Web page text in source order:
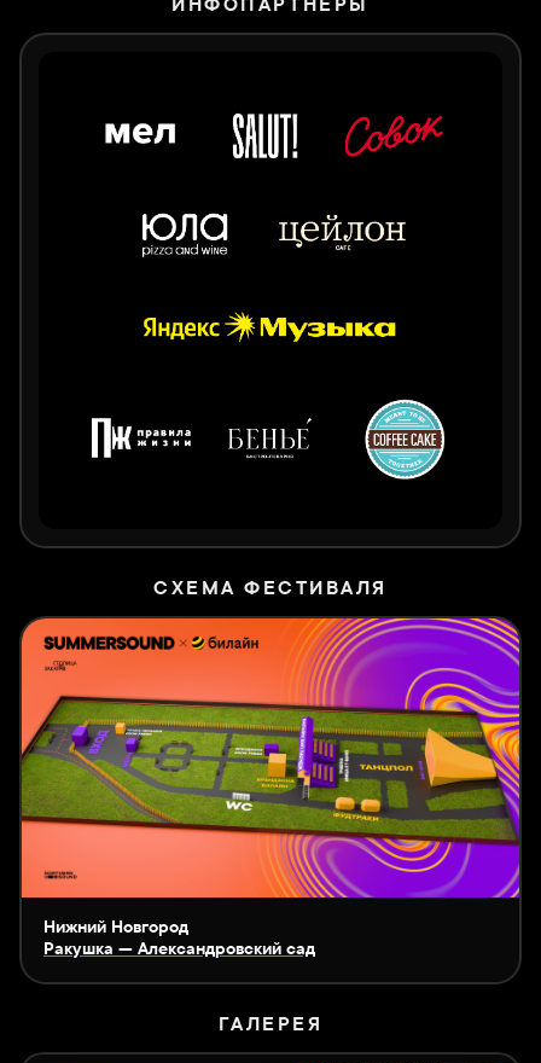
ИНФОПАРТНЁРЫ
СХЕМА ФЕСТИВАЛЯ
Нижний Новгород
Ракушка — Александровский сад
ГАЛЕРЕЯ